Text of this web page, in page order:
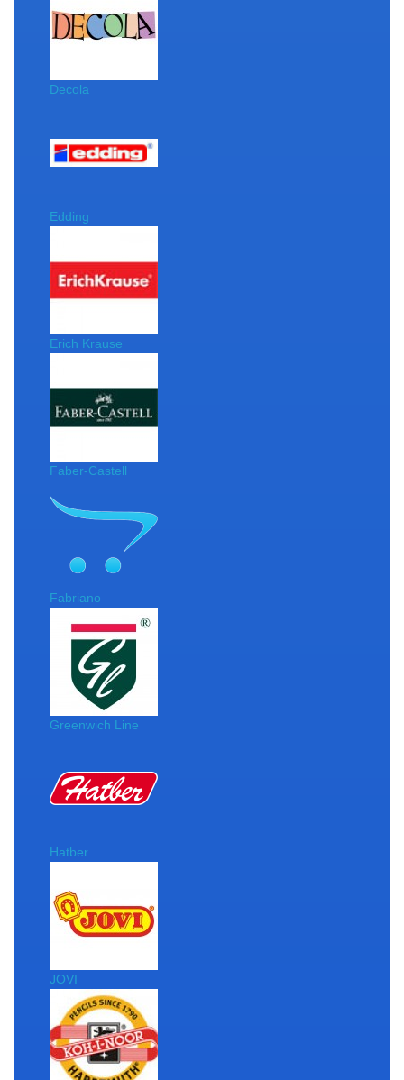
Decola
Edding
Erich Krause
Faber-Castell
Fabriano
Greenwich Line
Hatber
JOVI